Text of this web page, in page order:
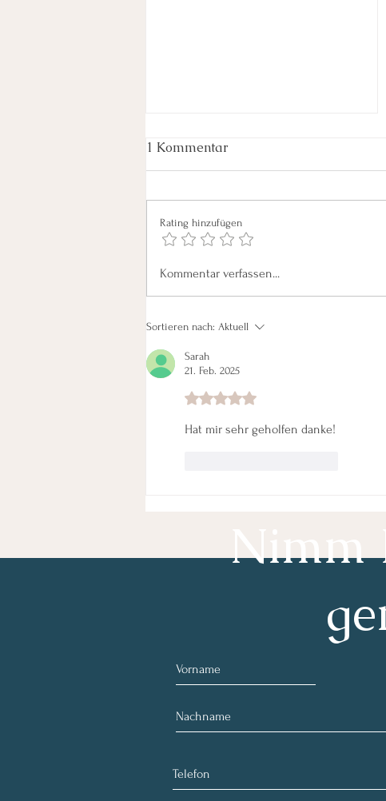
Innere Unruhe bewältigen:
1 Kommentar
Rating hinzufügen
Kommentar verfassen...
Sortieren nach: Aktuell
Sarah
21. Feb. 2025
Mit 5 von 5 Sternen bewertet.
Hat mir sehr geholfen danke!
Nimm